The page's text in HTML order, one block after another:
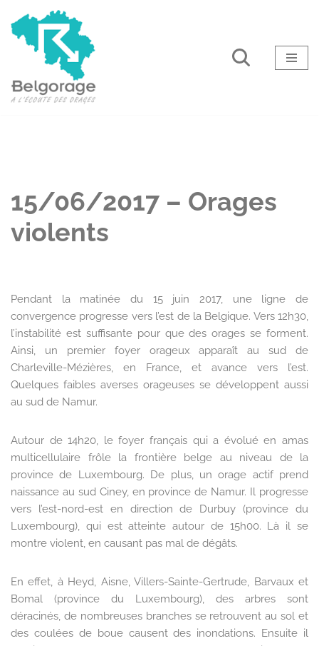
Aller
15/06/2017 – Orages
violents
Pendant la matinée du 15 juin 2017, une ligne de
convergence progresse vers l’est de la Belgique. Vers 12h30,
l’instabilité est suffisante pour que des orages se forment.
Ainsi, un premier foyer orageux apparaît au sud de
Charleville-Mézières, en France, et avance vers l’est.
Quelques faibles averses orageuses se développent aussi
au sud de Namur.
Autour de 14h20, le foyer français qui a évolué en amas
multicellulaire frôle la frontière belge au niveau de la
province de Luxembourg. De plus, un orage actif prend
naissance au sud Ciney, en province de Namur. Il progresse
vers l’est-nord-est en direction de Durbuy (province du
Luxembourg), qui est atteinte autour de 15h00. Là il se
montre violent, en causant pas mal de dégâts.
En effet, à Heyd, Aisne, Villers-Sainte-Gertrude, Barvaux et
Bomal (province du Luxembourg), des arbres sont
déracinés, de nombreuses branches se retrouvent au sol et
des coulées de boue causent des inondations. Ensuite il